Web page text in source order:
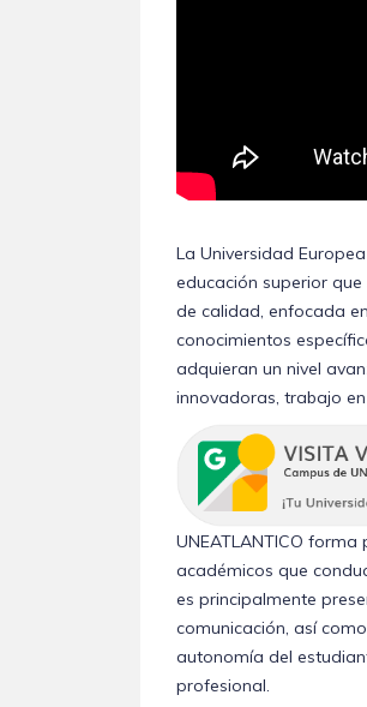
La Universidad
educación superior
de calidad, enfocada
conocimientos
adquieran un nivel
innovadoras, trabajo
UNEATLANTICO
académicos que
es principalmente
comunicación, así
autonomía del
profesional.